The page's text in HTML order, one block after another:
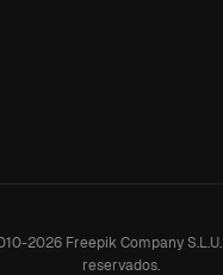
2026Freepik Company S.L.U.
reservados.